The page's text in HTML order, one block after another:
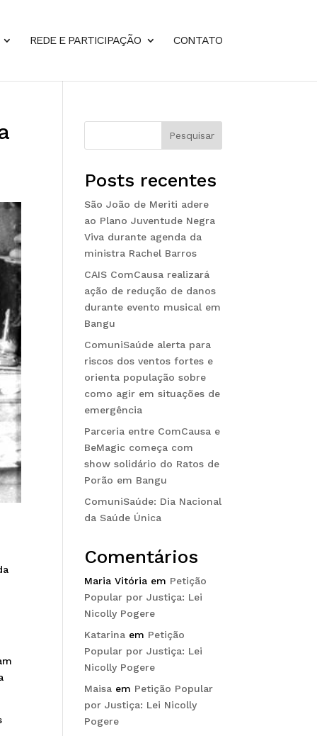
REDE E PARTICIPAÇÃO CONTATO
Pesquisar
Posts recentes
São João de Meriti adere
ao Plano Juventude Negra
Viva durante agenda da
ministra Rachel Barros
CAIS ComCausa realizará
ação de redução de danos
durante evento musical em
Bangu
ComuniSaúde alerta para
riscos dos ventos fortes e
orienta população sobre
como agir em situações de
emergência
Parceria entre ComCausa e
BeMagic começa com
show solidário do Ratos de
Porão em Bangu
ComuniSaúde: Dia Nacional
da Saúde Única
Comentários
Maria Vitória em Petição
Popular por Justiça: Lei
Nicolly Pogere
Katarina em Petição
Popular por Justiça: Lei
Nicolly Pogere
Maisa em Petição Popular
por Justiça: Lei Nicolly
Pogere